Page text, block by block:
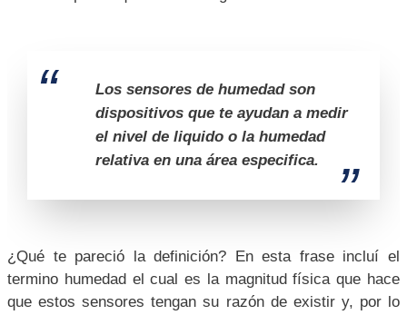
16 Desventajas de sensor de humedad capacitivos
18 Sensores de humedad resistivos
19 Funcionamiento de los sensores de humedad
21 Ventajas de los sensores de humedad resistivos
22 Desventajas de los sensores de humedad resistivos
23 Sensores de humedad de conductividad térmica
Los sensores de humedad son
dispositivos que te ayudan a medir
el nivel de liquido o la humedad
relativa en una área especifica.
¿Qué te pareció la definición? En esta frase incluí el
termino humedad el cual es la magnitud física que hace
que estos sensores tengan su razón de existir y, por lo